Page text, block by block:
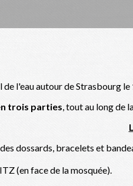
l'eau autour de Strasbourg le
trois parties, tout au long de
dossards, bracelets et
(en face de la mosquée).